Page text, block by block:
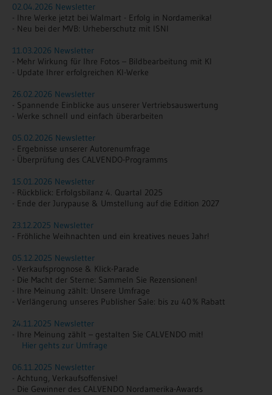
02.04.2026 Newsletter
- Ihre Werke jetzt bei Walmart - Erfolg in Nordamerika!
- Neu bei der MVB: Urheberschutz mit ISNI
11.03.2026 Newsletter
- Mehr Wirkung für Ihre Fotos – Bildbearbeitung mit KI
- Update Ihrer erfolgreichen KI-Werke
26.02.2026 Newsletter
- Spannende Einblicke aus unserer Vertriebsauswertung
- Werke schnell und einfach überarbeiten
05.02.2026 Newsletter
- Ergebnisse unserer Autorenumfrage
- Überprüfung des CALVENDO-Programms
15.01.2026 Newsletter
- Rückblick: Erfolgsbilanz 4. Quartal 2025
- Ende der Jurypause & Umstellung auf die Edition 2027
23.12.2025 Newsletter
- Fröhliche Weihnachten und ein kreatives neues Jahr!
05.12.2025 Newsletter
- Verkaufsprognose & Klick-Parade
- Die Macht der Sterne: Sammeln Sie Rezensionen!
- Ihre Meinung zählt: Unsere Umfrage
- Verlängerung unseres Publisher Sale: bis zu 40 % Rabatt
24.11.2025 Newsletter
- Ihre Meinung zählt – gestalten Sie CALVENDO mit!
Hier gehts zur Umfrage
06.11.2025 Newsletter
- Achtung, Verkaufsoffensive!
- Die Gewinner des CALVENDO Nordamerika-Awards